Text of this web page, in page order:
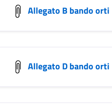
Allegato B bando orti
Allegato D bando orti